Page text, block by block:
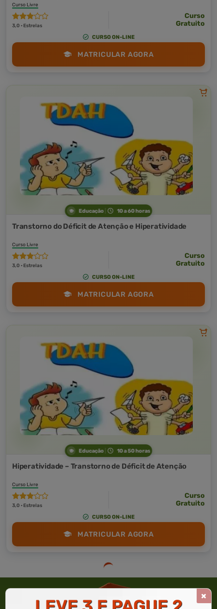
Curso Livre
3,0 · Estrelas
Curso
Gratuito
CURSO ON-LINE
MATRICULAR AGORA
Educação 10 a 60 horas
Transtorno do Déficit de Atenção e Hiperatividade
Curso Livre
3,0 · Estrelas
Curso
Gratuito
CURSO ON-LINE
MATRICULAR AGORA
Educação 10 a 50 horas
Hiperatividade – Transtorno de Déficit de Atenção
Curso Livre
3,0 · Estrelas
Curso
Gratuito
CURSO ON-LINE
MATRICULAR AGORA